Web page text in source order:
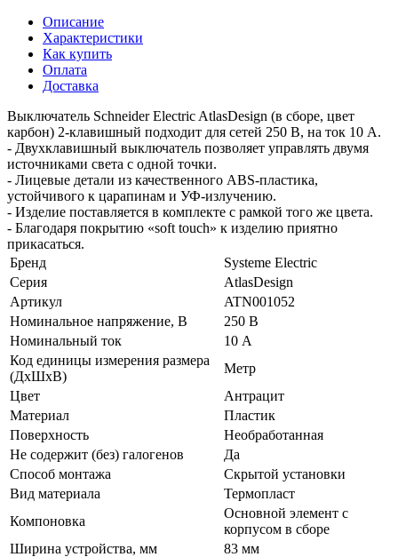
Описание
Характеристики
Как купить
Оплата
Доставка
Выключатель Schneider Electric AtlasDesign (в сборе, цвет
карбон) 2-клавишный подходит для сетей 250 В, на ток 10 А.
- Двухклавишный выключатель позволяет управлять двумя
источниками света с одной точки.
- Лицевые детали из качественного ABS-пластика,
устойчивого к царапинам и УФ-излучению.
- Изделие поставляется в комплекте с рамкой того же цвета.
- Благодаря покрытию «soft touch» к изделию приятно
прикасаться.
Бренд
Systeme Electric
Серия
AtlasDesign
Артикул
ATN001052
Номинальное напряжение, В
250 В
Номинальный ток
10 А
Код единицы измерения размера
(ДхШхВ)
Метр
Цвет
Антрацит
Материал
Пластик
Поверхность
Необработанная
Не содержит (без) галогенов
Да
Способ монтажа
Скрытой установки
Вид материала
Термопласт
Компоновка
Основной элемент с
корпусом в сборе
Ширина устройства, мм
83 мм